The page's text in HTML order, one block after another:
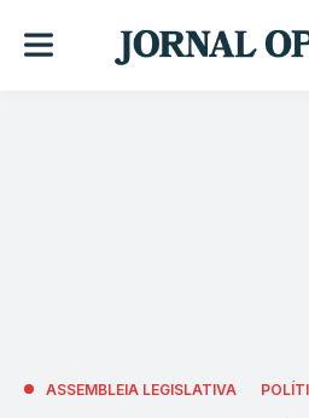
ASSEMBLEIA LEGISLATIVA